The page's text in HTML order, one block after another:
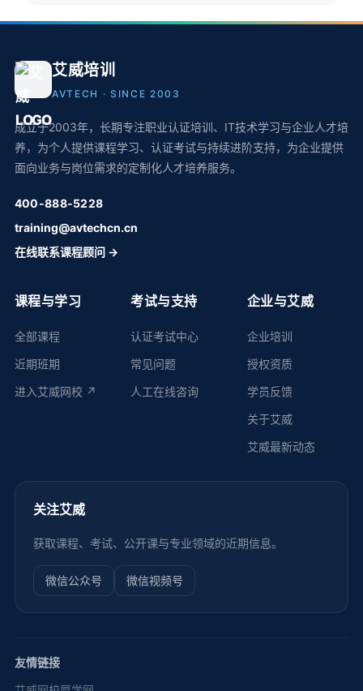
艾威培训
AVTECH · SINCE 2003
成立于2003年，长期专注职业认证培训、IT技术学习与企业人才培
养，为个人提供课程学习、认证考试与持续进阶支持，为企业提供
面向业务与岗位需求的定制化人才培养服务。
400-888-5228
training@avtechcn.cn
在线联系课程顾问 →
课程与学习
全部课程
近期班期
进入艾威网校 ↗
考试与支持
认证考试中心
常见问题
人工在线咨询
企业与艾威
企业培训
授权资质
学员反馈
关于艾威
艾威最新动态
关注艾威
获取课程、考试、公开课与专业领域的近期信息。
微信公众号 微信视频号
友情链接